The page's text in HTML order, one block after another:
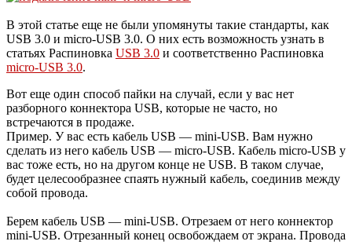
В этой статье еще не были упомянуты такие стандарты, как
USB 3.0 и micro-USB 3.0. О них есть возможность узнать в
статьях Распиновка USB 3.0 и соответственно Распиновка
micro-USB 3.0.
Вот еще один способ пайки на случай, если у вас нет
разборного коннектора USB, которые не часто, но
встречаются в продаже.
Пример. У вас есть кабель USB — mini-USB. Вам нужно
сделать из него кабель USB — micro-USB. Кабель micro-USB у
вас тоже есть, но на другом конце не USB. В таком случае,
будет целесообразнее спаять нужный кабель, соединив между
собой провода.
Берем кабель USB — mini-USB. Отрезаем от него коннектор
mini-USB. Отрезанный конец освобождаем от экрана. Провода